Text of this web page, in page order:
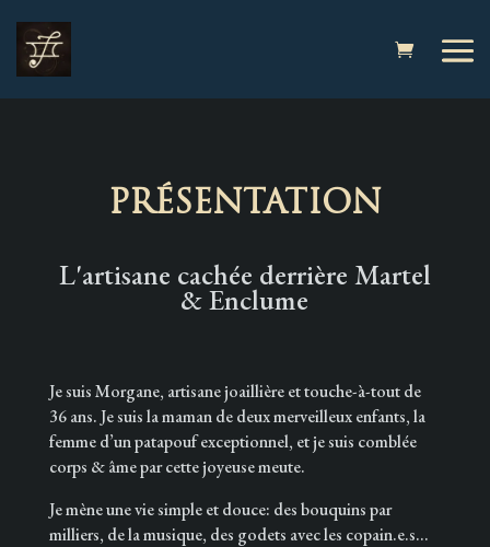
PRÉSENTATION
L'artisane cachée derrière Martel
& Enclume
Je suis Morgane, artisane joaillière et touche-à-tout de
36 ans. Je suis la maman de deux merveilleux enfants, la
femme d’un patapouf exceptionnel, et je suis comblée
corps & âme par cette joyeuse meute.
Je mène une vie simple et douce: des bouquins par
milliers, de la musique, des godets avec les copain.e.s...